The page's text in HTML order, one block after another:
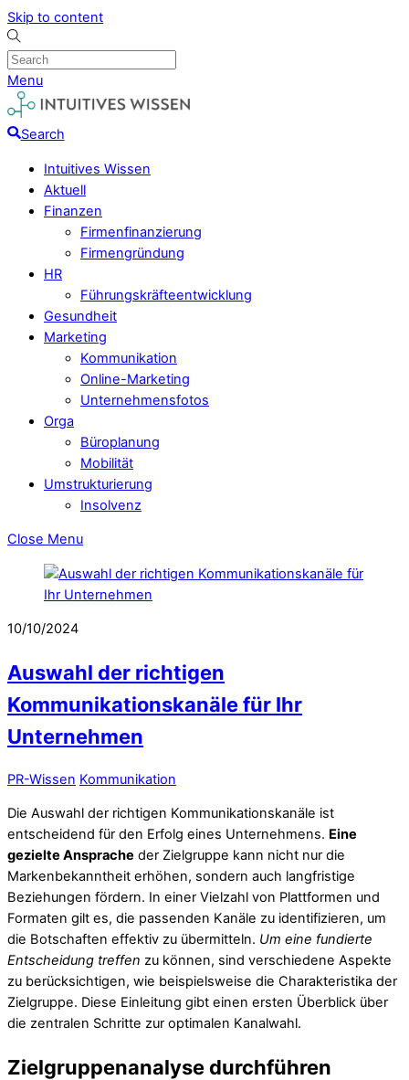
Skip to content
Menu
Search
Intuitives Wissen
Aktuell
Finanzen
Firmenfinanzierung
Firmengründung
HR
Führungskräfteentwicklung
Gesundheit
Marketing
Kommunikation
Online-Marketing
Unternehmensfotos
Orga
Büroplanung
Mobilität
Umstrukturierung
Insolvenz
Close Menu
10/10/2024
Auswahl der richtigen
Kommunikationskanäle für Ihr
Unternehmen
PR-Wissen Kommunikation
Die Auswahl der richtigen Kommunikationskanäle ist
entscheidend für den Erfolg eines Unternehmens. Eine
gezielte Ansprache der Zielgruppe kann nicht nur die
Markenbekanntheit erhöhen, sondern auch langfristige
Beziehungen fördern. In einer Vielzahl von Plattformen und
Formaten gilt es, die passenden Kanäle zu identifizieren, um
die Botschaften effektiv zu übermitteln. Um eine fundierte
Entscheidung treffen zu können, sind verschiedene Aspekte
zu berücksichtigen, wie beispielsweise die Charakteristika der
Zielgruppe. Diese Einleitung gibt einen ersten Überblick über
die zentralen Schritte zur optimalen Kanalwahl.
Zielgruppenanalyse durchführen